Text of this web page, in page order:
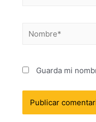
Guarda mi